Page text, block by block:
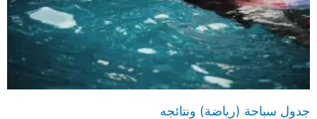
جدول ‎سباحة (رياضة) ونتائجه